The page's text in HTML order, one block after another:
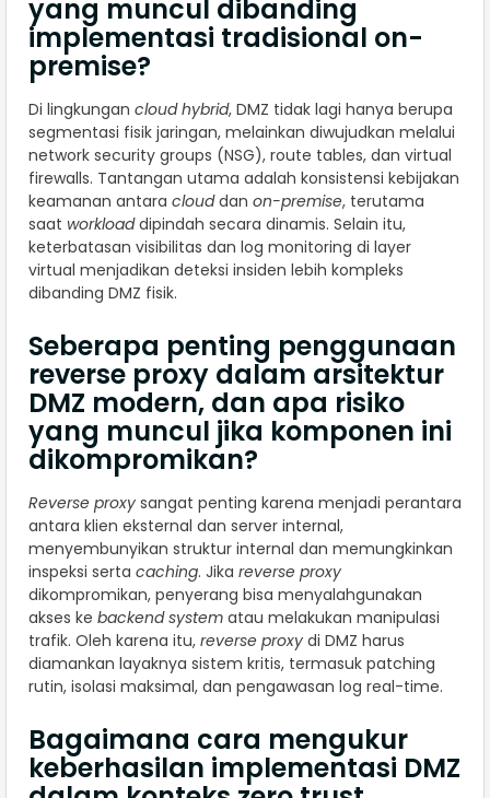
yang muncul dibanding
implementasi tradisional on-
premise?
Di lingkungan cloud hybrid, DMZ tidak lagi hanya berupa
segmentasi fisik jaringan, melainkan diwujudkan melalui
network security groups (NSG), route tables, dan virtual
firewalls. Tantangan utama adalah konsistensi kebijakan
keamanan antara clouddan on-premise, terutama
saat workloaddipindah secara dinamis. Selain itu,
keterbatasan visibilitas dan log monitoring di layer
virtual menjadikan deteksi insiden lebih kompleks
dibanding DMZ fisik.
Seberapa penting penggunaan
reverse proxy dalam arsitektur
DMZ modern, dan apa risiko
yang muncul jika komponen ini
dikompromikan?
Reverse proxy sangat penting karena menjadi perantara
antara klien eksternal dan server internal,
menyembunyikan struktur internal dan memungkinkan
inspeksi serta caching. Jika reverse proxy
dikompromikan, penyerang bisa menyalahgunakan
akses ke backend system atau melakukan manipulasi
trafik. Oleh karena itu, reverse proxy di DMZ harus
diamankan layaknya sistem kritis, termasuk patching
rutin, isolasi maksimal, dan pengawasan log real-time.
Bagaimana cara mengukur
keberhasilan implementasi DMZ